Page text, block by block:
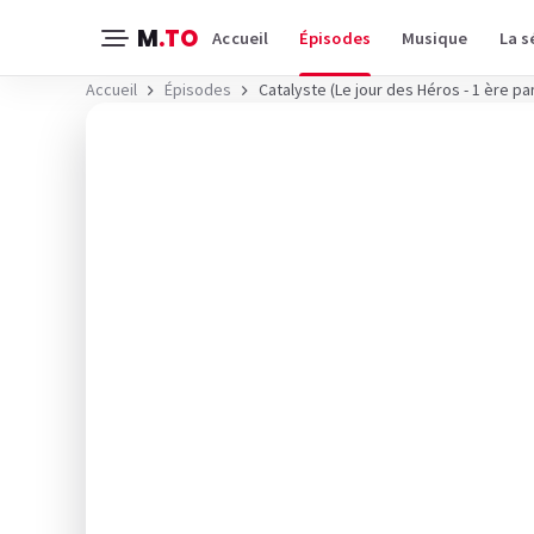
M.TO Accueil Épisodes Musique La
Accueil Épisodes Catalyste (Le jour des Héros - 1 ère